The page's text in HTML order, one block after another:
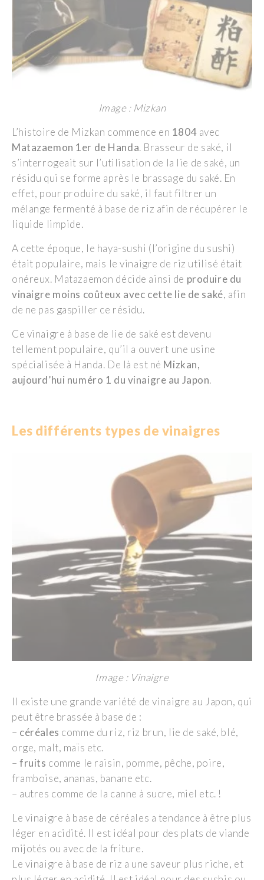
Image : Mizkan
L’histoire de Mizkan commence en 1804 avec
Matazaemon 1er de Handa. Brasseur de saké, il
s’interrogeait sur l’utilisation de la lie de saké, un
résidu qui se forme après le brassage du saké. En
effet, pour produire du saké, il faut filtrer un
mélange fermenté à base de riz afin de récupérer le
liquide limpide.
A cette époque, le haya-sushi (l’origine du sushi)
était populaire, mais le vinaigre de riz utilisé était
onéreux. Matazaemon décide ainsi de produire du
vinaigre moins coûteux avec cette lie de saké, afin
de ne pas gaspiller ce résidu.
Ce vinaigre à base de lie de saké est devenu
tellement populaire, qu’il a ouvert une usine
spécialisée à Handa. De là est né Mizkan,
aujourd’hui numéro 1 du vinaigre au Japon.
Les différents types de vinaigres
Image : Vinaigre
Il existe une grande variété de vinaigre au Japon, qui
peut être brassée à base de :
– céréales comme du riz, riz brun, lie de saké, blé,
orge, malt, maïs etc.
–fruits comme le raisin, pomme, pêche, poire,
framboise, ananas, banane etc.
– autres comme de la canne à sucre, miel etc. !
Le vinaigre à base de céréales a tendance à être plus
léger en acidité. Il est idéal pour des plats de viande
mijotés ou avec de la friture.
Le vinaigre à base de riz a une saveur plus riche, et